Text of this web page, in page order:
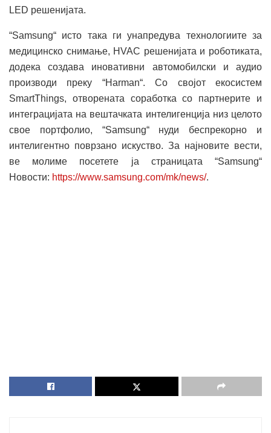
LED решенијата.
“Samsung“ исто така ги унапредува технологиите за
медицинско снимање, HVAC решенијата и роботиката,
додека создава иновативни автомобилски и аудио
производи преку “Harman“. Со својот екосистем
SmartThings, отворената соработка со партнерите и
интеграцијата на вештачката интелигенција низ целото
свое портфолио, “Samsung“ нуди беспрекорно и
интелигентно поврзано искуство. За најновите вести,
ве молиме посетете ја страницата “Samsung“
Новости: https://www.samsung.com/mk/news/.